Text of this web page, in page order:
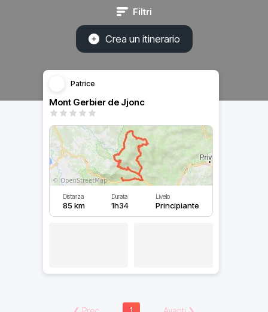
Filtri
Crea un itinerario
Patrice
Mont Gerbier de Jjonc
Distanza
85 km
Durata
1h34
Livello
Principiante